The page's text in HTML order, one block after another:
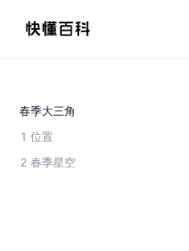
春季大三角
1 位置
2 春季星空